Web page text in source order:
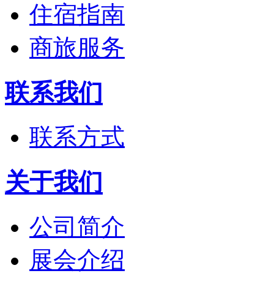
住宿指南
商旅服务
联系我们
联系方式
关于我们
公司简介
展会介绍